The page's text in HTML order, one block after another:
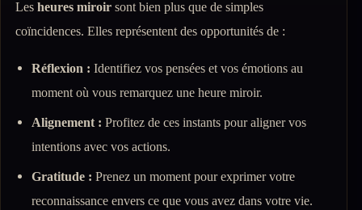
Les heures miroirsont bien plus que de simples
coïncidences. Elles représentent des opportunités de :
Réflexion : Identifiez vos pensées et vos émotions au
moment où vous remarquez une heure miroir.
Alignement : Profitez de ces instants pour aligner vos
intentions avec vos actions.
Gratitude : Prenez un moment pour exprimer votre
reconnaissance envers ce que vous avez dans votre vie.